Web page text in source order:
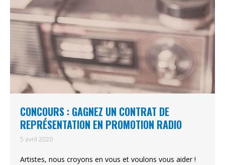
CONCOURS : GAGNEZ UN CONTRAT DE
REPRÉSENTATION EN PROMOTION RADIO
5 avril 2020
Artistes, nous croyons en vous et voulons vous aider !